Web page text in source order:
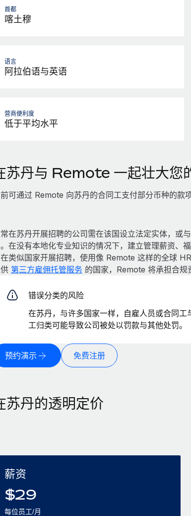
首都
喀土穆
语言
阿拉伯语与英语
营商便利度
低于平均水平
苏丹与 Remote 一起壮大您
可通过 Remote 向苏丹的合同工支付部分币种的款
在苏丹开展招聘的公司需在该国设立法定实体，或
在没有本地化专业知识的情况下，建立管理薪资、
类似国家开展招聘，使用像 Remote 这样的全球
第三方雇佣托管服务的国家，Remote 将承担合规
错误分类的风险
在苏丹，与许多国家一样，自雇人员或合同
工归类可能导致公司被处以罚款与其他处罚。
预约演示 免费注册
苏丹的透明定价
薪资
$29
每位员工/月